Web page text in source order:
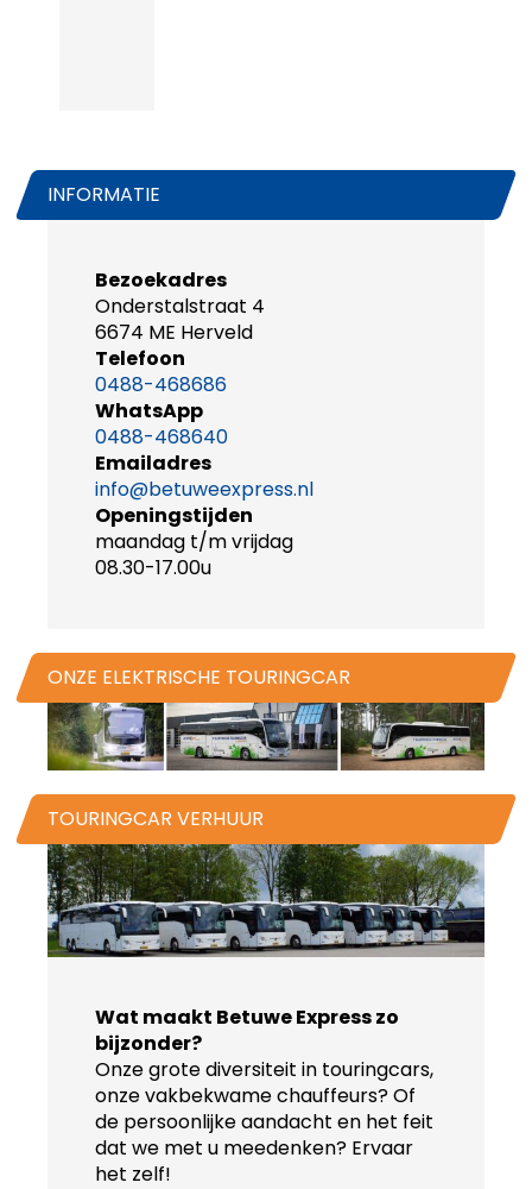
INFORMATIE
Bezoekadres
Onderstalstraat 4
6674 ME Herveld
Telefoon
0488-468686
WhatsApp
0488-468640
Emailadres
info@betuweexpress.nl
Openingstijden
maandag t/m vrijdag
08.30-17.00u
ONZE ELEKTRISCHE TOURINGCAR
TOURINGCAR VERHUUR
Wat maakt Betuwe Express zo
bijzonder?
Onze grote diversiteit in touringcars,
onze vakbekwame chauffeurs? Of
de persoonlijke aandacht en het feit
dat we met u meedenken? Ervaar
het zelf!